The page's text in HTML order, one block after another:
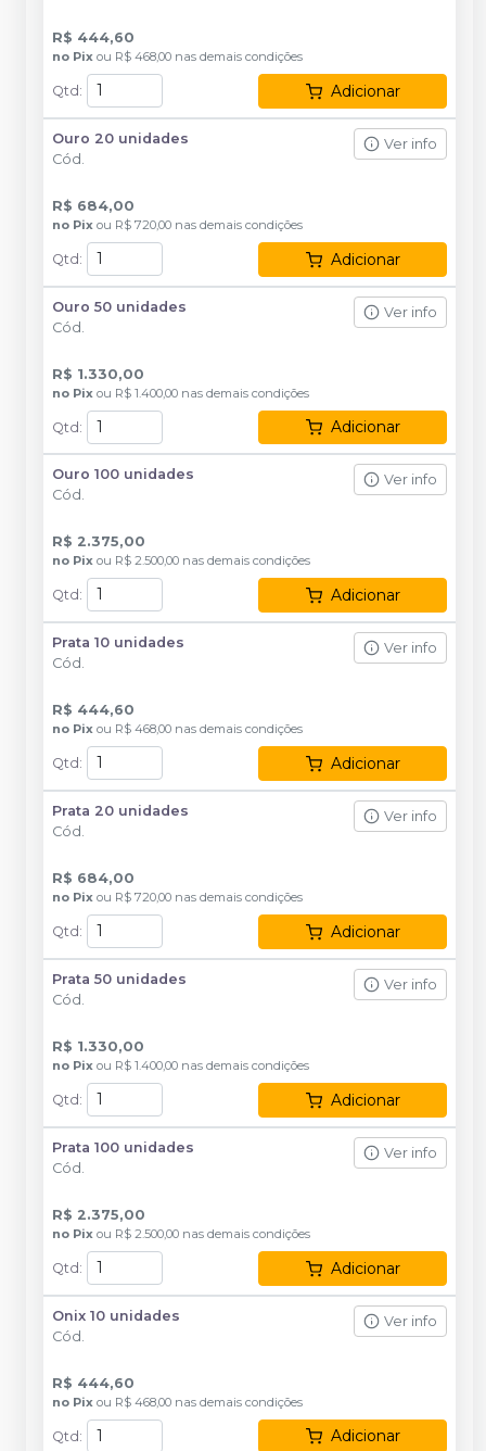
R$ 444,60
no Pix ou R$ 468,00 nas demais condições
Qtd : Adicionar
Ouro 20 unidades
Cód.
Ver info
R$ 684,00
no Pix ou R$ 720,00 nas demais condições
Qtd : Adicionar
Ouro 50 unidades
Cód.
Ver info
R$ 1.330,00
no Pix ou R$ 1.400,00 nas demais condições
Qtd: Adicionar
Ouro 100 unidades
Cód.
Ver info
R$ 2.375,00
no Pix ou R$ 2.500,00 nas demais condições
Qtd : Adicionar
Prata 10 unidades
Cód.
Ver info
R$ 444,60
no Pix ou R$ 468,00 nas demais condições
Qtd : Adicionar
Prata 20 unidades
Cód.
Ver info
R$ 684,00
no Pix ou R$ 720,00 nas demais condições
Qtd : Adicionar
Prata 50 unidades
Cód.
Ver info
R$ 1.330,00
no Pix ou R$ 1.400,00 nas demais condições
Qtd : Adicionar
Prata 100 unidades
Cód.
Ver info
R$ 2.375,00
no Pix ou R$ 2.500,00 nas demais condições
Qtd : Adicionar
Onix 10 unidades
Cód.
Ver info
R$ 444,60
no Pix ou R$ 468,00 nas demais condições
Qtd: Adicionar